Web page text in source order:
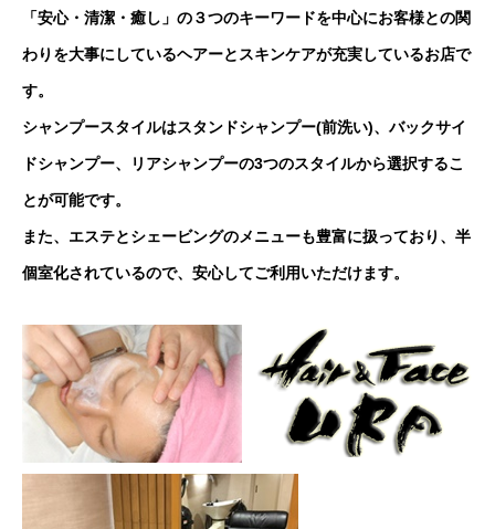
「安心・清潔・癒し」の３つのキーワードを中心にお客様との関
わりを大事にしているヘアーとスキンケアが充実しているお店で
す。
シャンプースタイルはスタンドシャンプー(前洗い)、バックサイ
ドシャンプー、リアシャンプーの3つのスタイルから選択するこ
とが可能です。
また、エステとシェービングのメニューも豊富に扱っており、半
個室化されているので、安心してご利用いただけます。